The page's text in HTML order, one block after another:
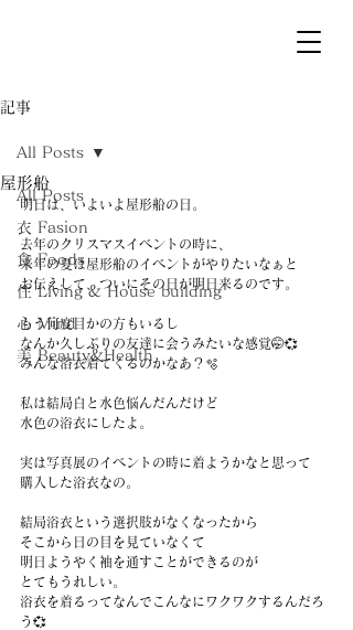
記事
All Posts
衣 Fasion
食 Foods
住 Living & House building
心 Mind
美 Beauty&Health
All Posts
屋形船
明日は、いよいよ屋形船の日。
去年のクリスマスイベントの時に、
来年の夏は屋形船のイベントがやりたいなぁと
お伝えして、ついにその日が明日来るのです。
もう何度目かの方もいるし
なんか久しぶりの友達に会うみたいな感覚🤭💞
みんな浴衣着てくるのかなあ？🫧
私は結局白と水色悩んだんだけど
水色の浴衣にしたよ。
実は写真展のイベントの時に着ようかなと思って
購入した浴衣なの。
結局浴衣という選択肢がなくなったから
そこから日の目を見ていなくて
明日ようやく袖を通すことができるのが
とてもうれしい。
浴衣を着るってなんでこんなにワクワクするんだろ
う💞